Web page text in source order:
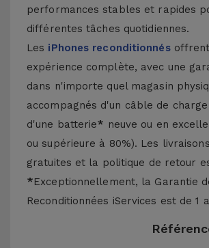
performances stables et rapides
différentes tâches quotidiennes.
Les iPhones reconditionnésoffrent
expérience complète, avec une
dans n'importe quel magasin
accompagnés d'un câble de
d'une batterie* neuve ou en
ou supérieure à 80%). Les
gratuites et la politique de retour
*Exceptionnellement, la Garantie
Reconditionnées iServices est de 1